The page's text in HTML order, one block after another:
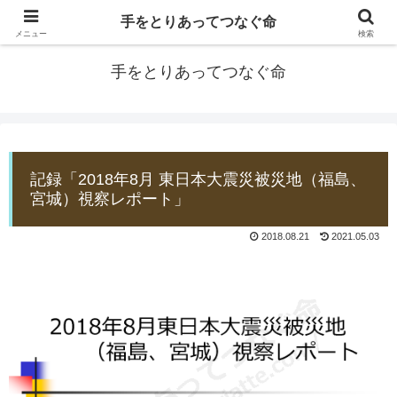
防災士EDOGAWA
手をとりあってつなぐ命
記録「2018年8月 東日本大震災被災地（福島、
宮城）視察レポート」
2018.08.21 2021.05.03
メニュー
手をとりあってつなぐ命
検索